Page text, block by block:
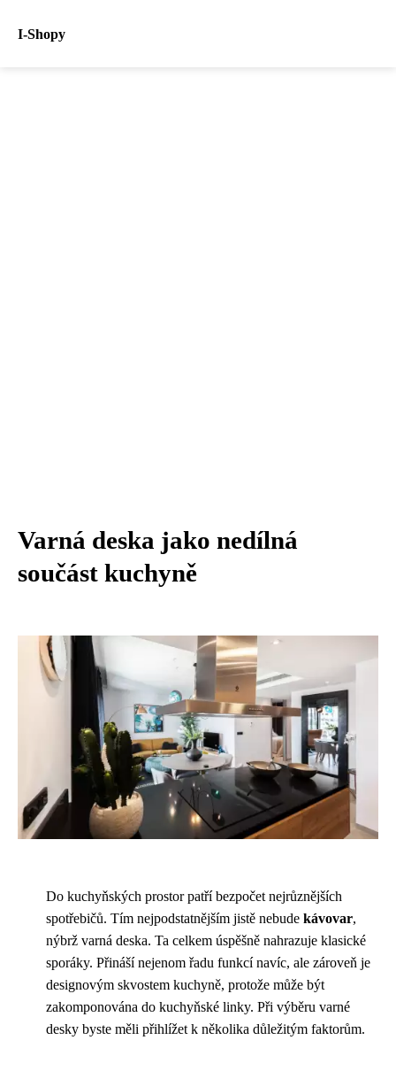
I-Shopy
Varná deska jako nedílná
součást kuchyně
Do kuchyňských prostor patří bezpočet nejrůznějších
spotřebičů. Tím nejpodstatnějším jistě nebude kávovar,
nýbrž varná deska. Ta celkem úspěšně nahrazuje klasické
sporáky. Přináší nejenom řadu funkcí navíc, ale zároveň je
designovým skvostem kuchyně, protože může být
zakomponována do kuchyňské linky. Při výběru varné
desky byste měli přihlížet k několika důležitým faktorům.